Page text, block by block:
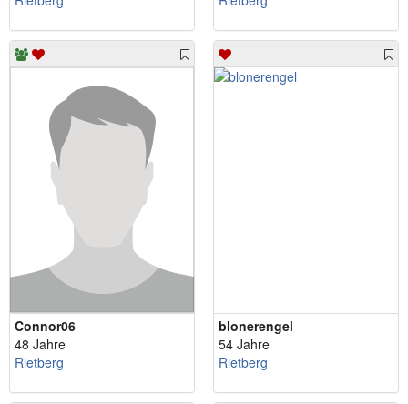
Connor06
48 Jahre
Rietberg
blonerengel
54 Jahre
Rietberg